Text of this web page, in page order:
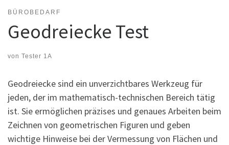
BÜROBEDARF
Geodreiecke Test
von Tester 1A
Geodreiecke sind ein unverzichtbares Werkzeug für
jeden, der im mathematisch-technischen Bereich tätig
ist. Sie ermöglichen präzises und genaues Arbeiten beim
Zeichnen von geometrischen Figuren und geben
wichtige Hinweise bei der Vermessung von Flächen und